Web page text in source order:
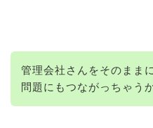
管理会社さんをそのまま
問題にもつながっちゃう